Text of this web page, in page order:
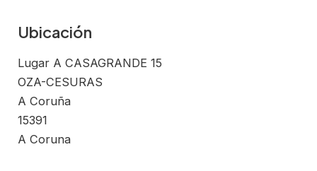
Ubicación
Lugar A CASAGRANDE 15
OZA-CESURAS
A Coruña
15391
A Coruna